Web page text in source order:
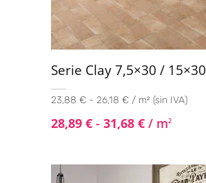
Serie Clay 7,5×30 / 15×30
23,88 € - 26,18 € / m² (sin IVA)
28,89 € - 31,68 € / m2